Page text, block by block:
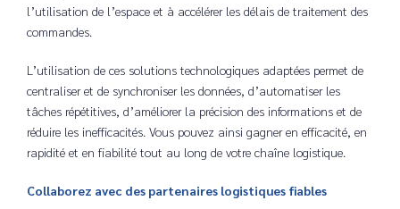
l’utilisation de l’espace et à accélérer les délais de traitement des
commandes.
L’utilisation de ces solutions technologiques adaptées permet de
centraliser et de synchroniser les données, d’automatiser les
tâches répétitives, d’améliorer la précision des informations et de
réduire les inefficacités. Vous pouvez ainsi gagner en efficacité, en
rapidité et en fiabilité tout au long de votre chaîne logistique.
Collaborez avec des partenaires logistiques fiables